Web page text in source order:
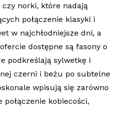
norki, które nadają
połączenie klasyki i
w najchłodniejsze dni, a
dostępne są fasony o
podkreślają sylwetkę i
czerni i beżu po subtelne
wpisują się zarówno
kobiecości,